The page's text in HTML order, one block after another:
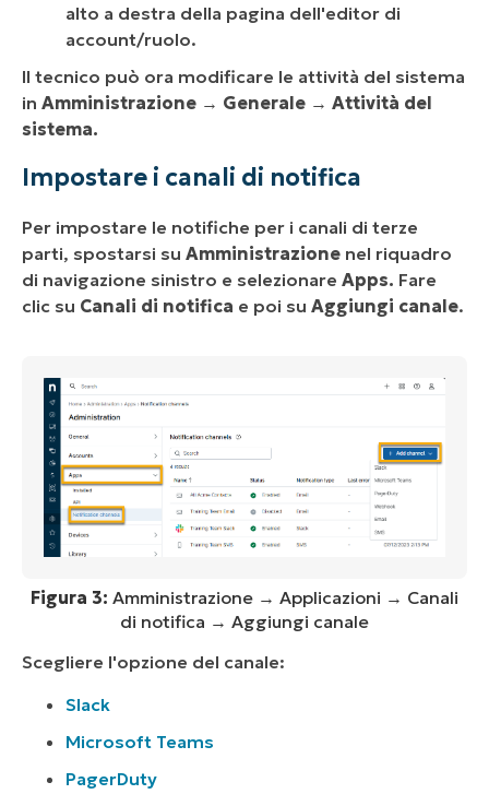
alto a destra della pagina dell'editor di
account/ruolo.
Il tecnico può ora modificare le attività del sistema
in Amministrazione → Generale → Attività del
sistema.
Impostare i canali di notifica
Per impostare le notifiche per i canali di terze
parti, spostarsi su Amministrazione nel riquadro
di navigazione sinistro e selezionare Apps. Fare
clic su Canali di notifica e poi su Aggiungi canale.
Figura 3: Amministrazione → Applicazioni → Canali
di notifica → Aggiungi canale
Scegliere l'opzione del canale:
Slack
Microsoft Teams
PagerDuty